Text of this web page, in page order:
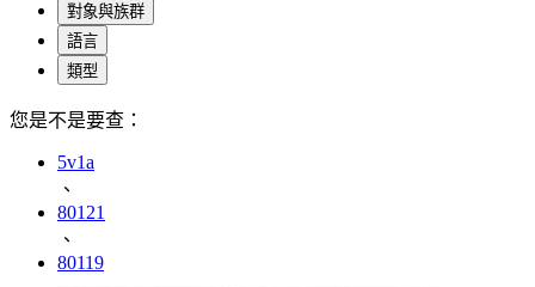
對象與族群
語言
類型
您是不是要查：
5v1a
、
80121
、
80119